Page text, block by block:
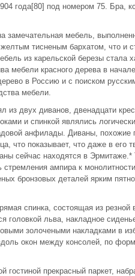
года[80] под номером 75. Бра,
замечательная мебель,
тисненым бархатом, что и
из карельской березы стала
мебели красного дерева в
в Россию и с поиском
мебели.
из двух диванов, двенадцати
и спинкой являлись
анфилады. Диваны, похожие
что показывает, что даже в его
сейчас находятся в
ампира к
бронзовых деталей ярким
спинка, состоящая из резной
головкой льва, накладное
золочеными накладками в
окон между консолей, по
гостиной прекрасный паркет,